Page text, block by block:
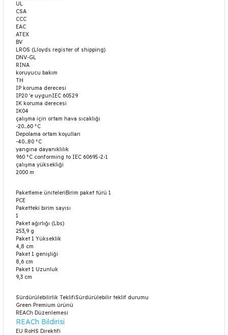
UL
CSA
CCC
EAC
ATEX
BV
LROS (Lloyds register of shipping)
DNV-GL
RINA
koruyucu bakım
TH
IP koruma derecesi
IP20 'e uygunIEC 60529
IK koruma derecesi
IK04
çalışma için ortam hava sıcaklığı
-20…60 °C
Depolama ortam koşulları
-40…80 °C
yangına dayanıklılık
960 °C conforming to IEC 60695-2-1
çalışma yüksekliği
2000 m
Paketleme üniteleriBirim paket türü 1
PCE
Paketteki birim sayısı
1
Paket ağırlığı (Lbs)
253,9 g
Paket 1 Yükseklik
4,8 cm
Paket 1 genişliği
8,6 cm
Paket 1 Uzunluk
9,3 cm
Sürdürülebilirlik TeklifiSürdürülebilir teklif durumu
Green Premium ürünü
REACh Düzenlemesi
REACh Bildirisi
EU RoHS Direktifi